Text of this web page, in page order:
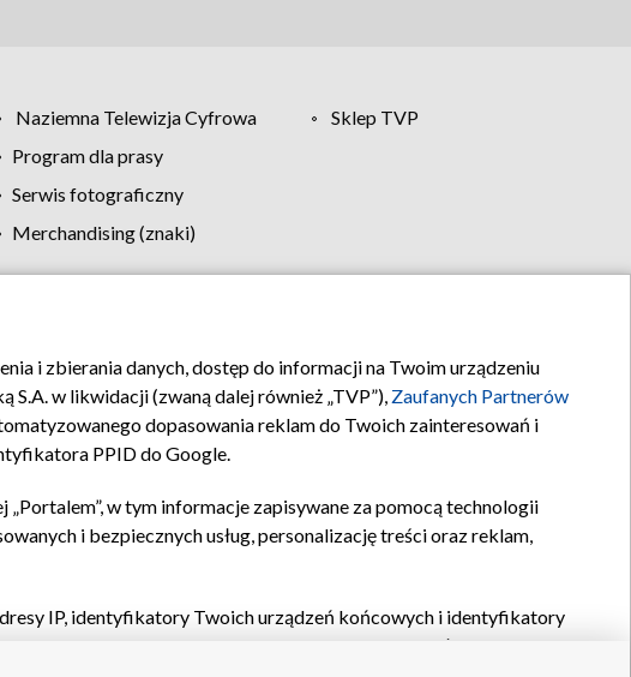
Naziemna Telewizja Cyfrowa
Sklep TVP
Program dla prasy
Serwis fotograficzny
Merchandising (znaki)
Biuro reklamy Kontakt
i zbierania danych, dostęp do informacji na Twoim urządzeniu
w likwidacji (zwaną dalej również „TVP”), Zaufanych Partnerów
dopasowania reklam do Twoich zainteresowań i
PPID do Google.
„Portalem”, w tym informacje zapisywane za pomocą technologii
i bezpiecznych usług, personalizację treści oraz reklam,
IP, identyfikatory Twoich urządzeń końcowych i identyfikatory
oraz pozostałych